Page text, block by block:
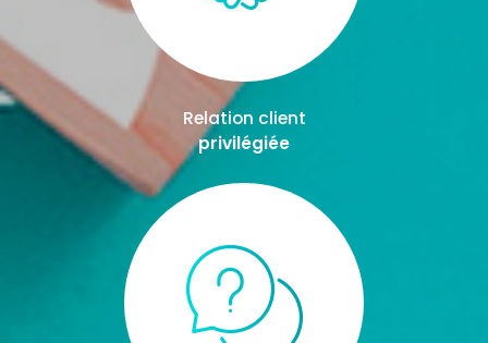
Relation client
privilégiée